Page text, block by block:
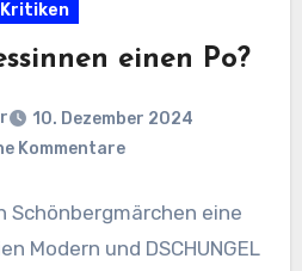
Kritiken
einen Po?
10. Dezember 2024
Kommentare
Schönbergmärchen eine
Modern und DSCHUNGEL